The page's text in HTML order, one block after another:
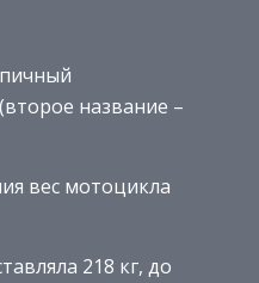
название –
вес мотоцикла
218 кг, до